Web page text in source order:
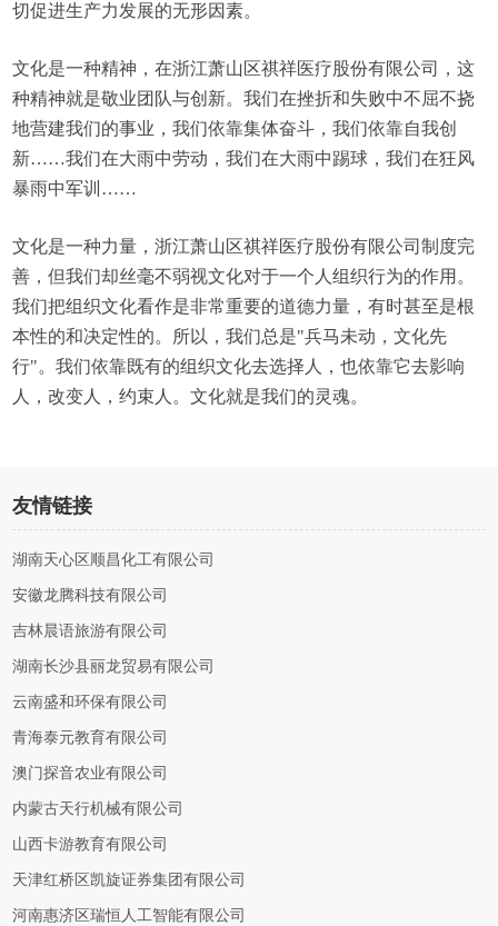
切促进生产力发展的无形因素。
文化是一种精神，在浙江萧山区祺祥医疗股份有限公司，这
种精神就是敬业团队与创新。我们在挫折和失败中不屈不挠
地营建我们的事业，我们依靠集体奋斗，我们依靠自我创
新……我们在大雨中劳动，我们在大雨中踢球，我们在狂风
暴雨中军训……
文化是一种力量，浙江萧山区祺祥医疗股份有限公司制度完
善，但我们却丝毫不弱视文化对于一个人组织行为的作用。
我们把组织文化看作是非常重要的道德力量，有时甚至是根
本性的和决定性的。所以，我们总是"兵马未动，文化先
行"。我们依靠既有的组织文化去选择人，也依靠它去影响
人，改变人，约束人。文化就是我们的灵魂。
友情链接
湖南天心区顺昌化工有限公司
安徽龙腾科技有限公司
吉林晨语旅游有限公司
湖南长沙县丽龙贸易有限公司
云南盛和环保有限公司
青海泰元教育有限公司
澳门探音农业有限公司
内蒙古天行机械有限公司
山西卡游教育有限公司
天津红桥区凯旋证券集团有限公司
河南惠济区瑞恒人工智能有限公司